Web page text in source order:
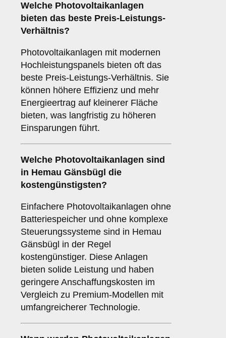
Welche Photovoltaikanlagen
bieten das beste Preis-Leistungs-
Verhältnis?
Photovoltaikanlagen mit modernen
Hochleistungspanels bieten oft das
beste Preis-Leistungs-Verhältnis. Sie
können höhere Effizienz und mehr
Energieertrag auf kleinerer Fläche
bieten, was langfristig zu höheren
Einsparungen führt.
Welche Photovoltaikanlagen sind
in Hemau Gänsbügl die
kostengünstigsten?
Einfachere Photovoltaikanlagen ohne
Batteriespeicher und ohne komplexe
Steuerungssysteme sind in Hemau
Gänsbügl in der Regel
kostengünstiger. Diese Anlagen
bieten solide Leistung und haben
geringere Anschaffungskosten im
Vergleich zu Premium-Modellen mit
umfangreicherer Technologie.